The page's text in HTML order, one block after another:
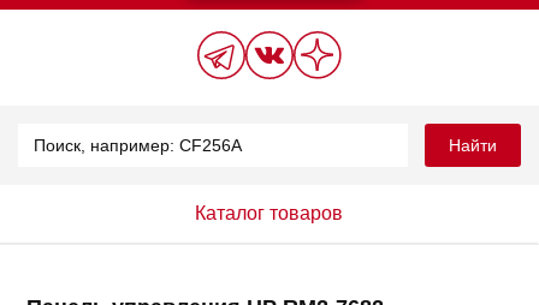
Найти
Каталог товаров